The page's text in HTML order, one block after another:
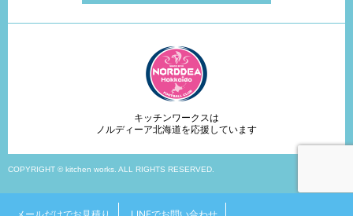
キッチンワークスは
ノルディーア北海道を応援しています
COPYRIGHT © kitchen works. ALL RIGHTS RESERVED.